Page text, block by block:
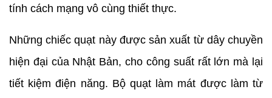
tính cách mạng vô cùng thiết thực.
Những chiếc quạt này được sản xuất từ dây chuyền
hiện đại của Nhật Bản, cho công suất rất lớn mà lại
tiết kiệm điện năng. Bộ quạt làm mát được làm từ